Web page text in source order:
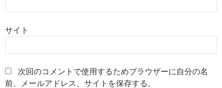
サイト
次回のコメントで使用するためブラウザーに自分の名
前、メールアドレス、サイトを保存する。